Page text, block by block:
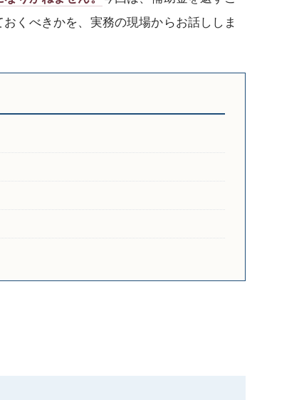
くべきかを、実務の現場からお話ししま